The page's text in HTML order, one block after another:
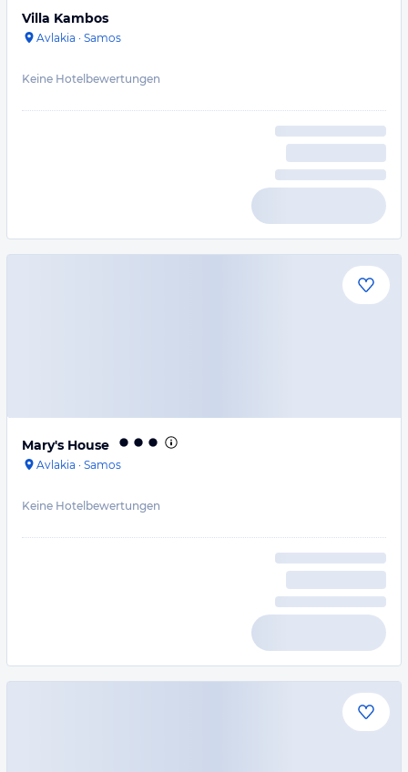
Villa Kambos
Avlakia · Samos
Keine Hotelbewertungen
Mary's House
Avlakia · Samos
Keine Hotelbewertungen